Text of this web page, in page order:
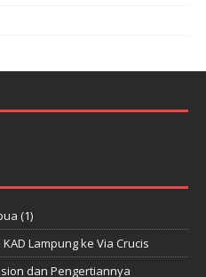
(1)
Lampung ke Via Crucis
dan Pengertiannya